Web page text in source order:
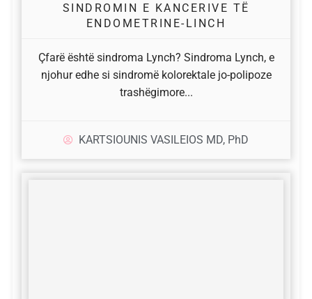
SINDROMIN E KANCERIVE TË
ENDOMETRINE-LINCH
Çfarë është sindroma Lynch? Sindroma Lynch, e
njohur edhe si sindromë kolorektale jo-polipoze
trashëgimore...
KARTSIOUNIS VASILEIOS MD, PhD